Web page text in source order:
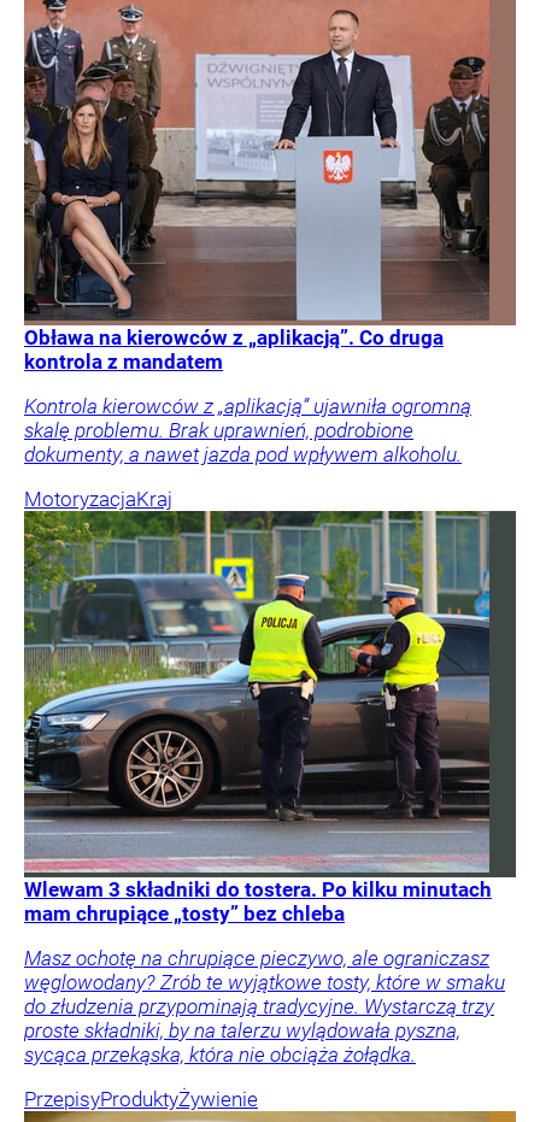
Obława na kierowców z „aplikacją”. Co druga
kontrola z mandatem
Kontrola kierowców z „aplikacją” ujawniła ogromną
skalę problemu. Brak uprawnień, podrobione
dokumenty, a nawet jazda pod wpływem alkoholu.
MotoryzacjaKraj
Wlewam 3 składniki do tostera. Po kilku minutach
mam chrupiące „tosty” bez chleba
Masz ochotę na chrupiące pieczywo, ale ograniczasz
węglowodany? Zrób te wyjątkowe tosty, które w smaku
do złudzenia przypominają tradycyjne. Wystarczą trzy
proste składniki, by na talerzu wylądowała pyszna,
sycąca przekąska, która nie obciąża żołądka.
PrzepisyProduktyŻywienie